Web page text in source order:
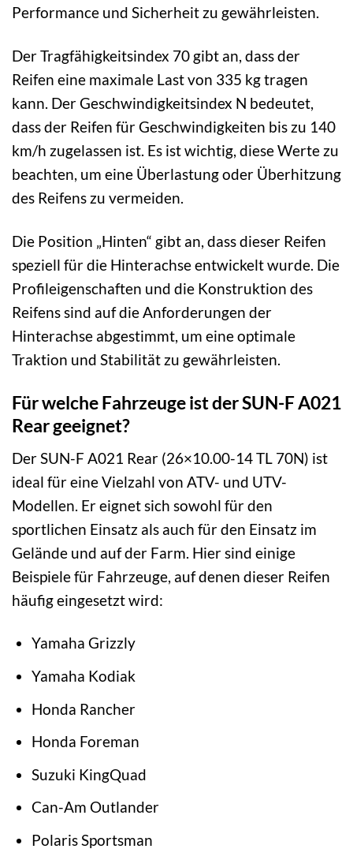
Performance und Sicherheit zu gewährleisten.
Der Tragfähigkeitsindex 70 gibt an, dass der
Reifen eine maximale Last von 335 kg tragen
kann. Der Geschwindigkeitsindex N bedeutet,
dass der Reifen für Geschwindigkeiten bis zu 140
km/h zugelassen ist. Es ist wichtig, diese Werte zu
beachten, um eine Überlastung oder Überhitzung
des Reifens zu vermeiden.
Die Position „Hinten“ gibt an, dass dieser Reifen
speziell für die Hinterachse entwickelt wurde. Die
Profileigenschaften und die Konstruktion des
Reifens sind auf die Anforderungen der
Hinterachse abgestimmt, um eine optimale
Traktion und Stabilität zu gewährleisten.
Für welche Fahrzeuge ist der SUN-F A021
Rear geeignet?
Der SUN-F A021 Rear (26×10.00-14 TL 70N) ist
ideal für eine Vielzahl von ATV- und UTV-
Modellen. Er eignet sich sowohl für den
sportlichen Einsatz als auch für den Einsatz im
Gelände und auf der Farm. Hier sind einige
Beispiele für Fahrzeuge, auf denen dieser Reifen
häufig eingesetzt wird:
Yamaha Grizzly
Yamaha Kodiak
Honda Rancher
Honda Foreman
Suzuki KingQuad
Can-Am Outlander
Polaris Sportsman